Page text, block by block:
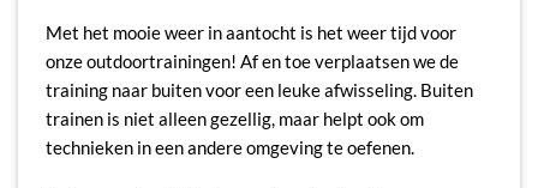
Met het mooie weer in aantocht is het weer tijd voor
onze outdoortrainingen! Af en toe verplaatsen we de
training naar buiten voor een leuke afwisseling. Buiten
trainen is niet alleen gezellig, maar helpt ook om
technieken in een andere omgeving te oefenen.